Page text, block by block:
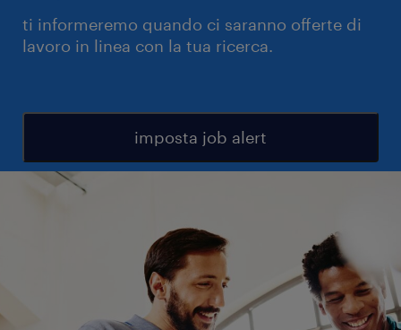
ti informeremo quando ci saranno offerte di
lavoro in linea con la tua ricerca.
imposta job alert